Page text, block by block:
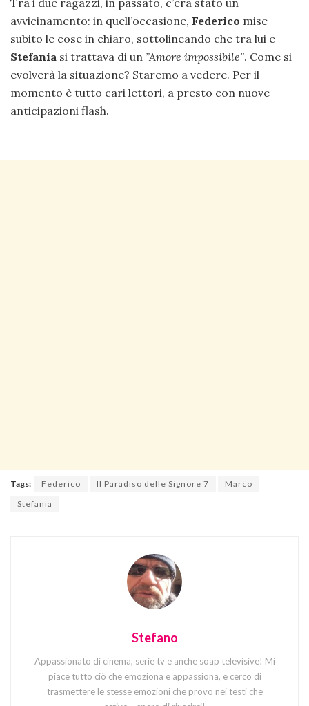
avvicinamento: in quell’occasione, Federico mise
subito le cose in chiaro, sottolineando che tra lui e
Stefania si trattava di un ”Amore impossibile”. Come si
evolverà la situazione? Staremo a vedere. Per il
momento è tutto cari lettori, a presto con nuove
anticipazioni flash.
Tags: Federico Il Paradiso delle Signore 7
Marco
Stefania
Stefano
Appassionato di cinema, serie tv e anche soap televisive! Mi
piace tutto ciò che emoziona e appassiona, e cerco di
trasmettere le stesse emozioni che provo nei testi che